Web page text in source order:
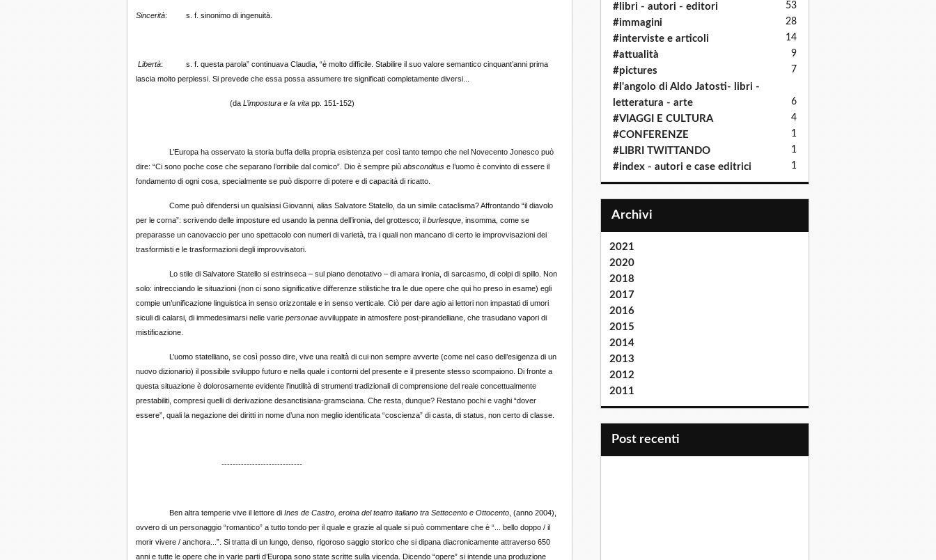
Sincerità: s. f. sinonimo di ingenuità.
Libertà: s. f. questa parola” continuava Claudia, “è molto difficile. Stabilire il suo valore semantico cinquant’anni prima
lascia molto perplessi. Si prevede che essa possa assumere tre significati completamente diversi...
(da L’impostura e la vita pp. 151-152)
L’Europa ha osservato la storia buffa della propria esistenza per così tanto tempo che nel Novecento Jonesco può
dire: “Ci sono poche cose che separano l’orribile dal comico”. Dio è sempre più absconditus e l’uomo è convinto di essere il
fondamento di ogni cosa, specialmente se può disporre di potere e di capacità di ricatto.
Come può difendersi un qualsiasi Giovanni, alias Salvatore Statello, da un simile cataclisma? Affrontando “il diavolo
per le corna”: scrivendo delle imposture ed usando la penna dell’ironia, del grottesco; il burlesque , insomma, come se
preparasse un canovaccio per uno spettacolo con numeri di varietà, tra i quali non mancano di certo le improvvisazioni dei
trasformisti e le trasformazioni degli improvvisatori.
Lo stile di Salvatore Statello si estrinseca – sul piano denotativo – di amara ironia, di sarcasmo, di colpi di spillo. Non
solo: intrecciando le situazioni (non ci sono significative differenze stilistiche tra le due opere che qui ho preso in esame) egli
compie un’unificazione linguistica in senso orizzontale e in senso verticale. Ciò per dare agio ai lettori non impastati di umori
siculi di calarsi, di immedesimarsi nelle varie personae avviluppate in atmosfere post-pirandelliane, che trasudano vapori di
mistificazione.
L’uomo statelliano, se così posso dire, vive una realtà di cui non sempre avverte (come nel caso dell’esigenza di un
nuovo dizionario) il possibile sviluppo futuro e nella quale i contorni del presente e il presente stesso scompaiono. Di fronte a
questa situazione è dolorosamente evidente l’inutilità di strumenti tradizionali di comprensione del reale concettualmente
prestabiliti, compresi quelli di derivazione desanctisiana-gramsciana. Che resta, dunque? Restano pochi e vaghi “dover
essere”, quali la negazione dei diritti in nome d’una non meglio identificata “coscienza” di casta, di status, non certo di classe.
-----------------------------
Ben altra temperie vive il lettore di Ines de Castro, eroina del teatro italiano tra Settecento e Ottocento , (anno 2004),
ovvero di un personaggio “romantico” a tutto tondo per il quale e grazie al quale si può commentare che è “... bello doppo / il
morir vivere / anchora...”. Si tratta di un lungo, denso, rigoroso saggio storico che si dipana diacronicamente attraverso 650
anni e tutte le opere che in varie parti d’Europa sono state scritte sulla vicenda. Dicendo “opere” si intende una produzione
#libri - autori - editori 53
#immagini 28
#interviste e articoli 14
#attualità 9
#pictures 7
#l'angolo di Aldo Jatosti- libri -
letteratura - arte
6
#VIAGGI E CULTURA 4
#CONFERENZE 1
#LIBRI TWITTANDO 1
#index - autori e case editrici 1
Archivi
2021
2020
2018
2017
2016
2015
2014
2013
2012
2011
post recenti